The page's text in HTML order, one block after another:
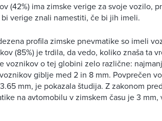
(42%) ima zimske verige za svoje vozilo,
verige znali namestiti, če bi jih imeli.
profila zimske pnevmatike so imeli
(85%) je trdila, da vedo, koliko znaša ta
voznikov o tej globini zelo različne:
giblje med 2 in 8 mm. Povprečen
mm, je pokazala študija. Z zakonom
na avtomobilu v zimskem času je 3 mm,